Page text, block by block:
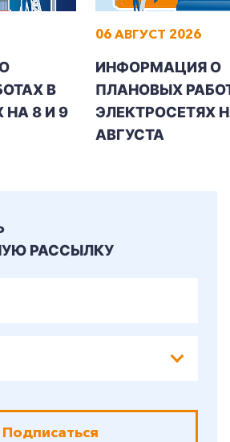
звонок
В
НА 8 И 9
06 АВГУСТ 2026
ИНФОРМАЦИЯ О
ПЛАНОВЫХ
ЭЛЕКТРОСЕТЯХ
АВГУСТА
РАССЫЛКУ
Подписаться